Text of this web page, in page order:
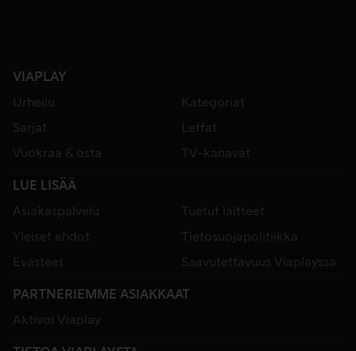
VIAPLAY
Urheilu
Kategoriat
Sarjat
Leffat
Vuokraa & osta
TV-kanavat
LUE LISÄÄ
Asiakaspalvelu
Tuetut laitteet
Yleiset ehdot
Tietosuojapolitiikka
Evästeet
Saavutettavuus Viaplayssa
PARTNERIEMME ASIAKKAAT
Aktivoi Viaplay